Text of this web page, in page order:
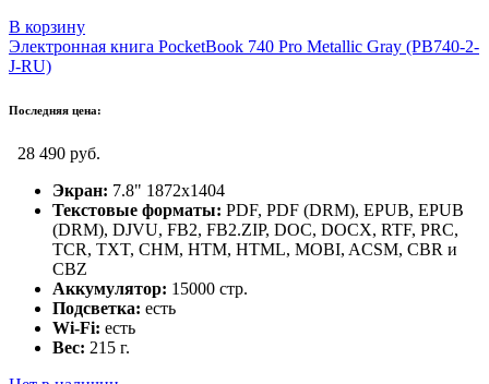
В корзину
Электронная книга PocketBook 740 Pro Metallic Gray (PB740-2-
J-RU)
Последняя цена:
28 490 руб.
Экран: 7.8" 1872x1404
Текстовые форматы: PDF, PDF (DRM), EPUB, EPUB
(DRM), DJVU, FB2, FB2.ZIP, DOC, DOCX, RTF, PRC,
TCR, TXT, CHM, HTM, HTML, MOBI, ACSM, CBR и
CBZ
Аккумулятор: 15000 стр.
Подсветка: есть
Wi-Fi: есть
Вес: 215 г.